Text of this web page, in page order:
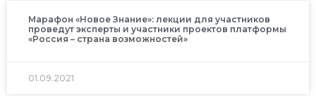
Марафон «Новое Знание»: лекции для участников
проведут эксперты и участники проектов платформы
«Россия – страна возможностей»
01.09.2021